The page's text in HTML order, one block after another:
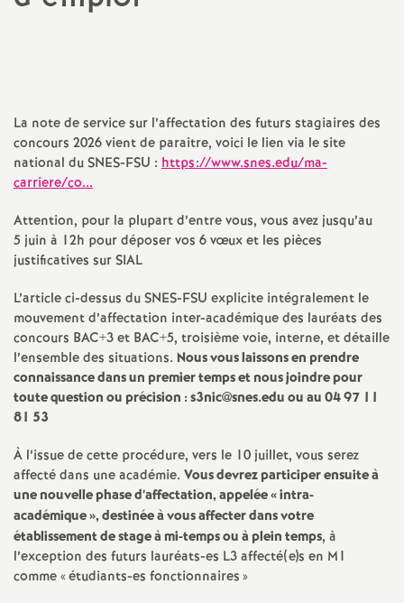
i
o
n
l
d
e
s
E
n
La note de service sur l’affectation des futurs stagiaires des
concours 2026 vient de paraitre, voici le lien via le site
national du SNES-FSU : https://www.snes.edu/ma-
carriere/co...
Attention, pour la plupart d’entre vous, vous avez jusqu’au
5 juin à 12h pour déposer vos 6 vœux et les pièces
justificatives sur SIAL
L’article ci-dessus du SNES-FSU explicite intégralement le
mouvement d’affectation inter-académique des lauréats des
concours BAC+3 et BAC+5, troisième voie, interne, et détaille
l’ensemble des situations. Nous vous laissons en prendre
connaissance dans un premier temps et nous joindre pour
toute question ou précision : s3nic@snes.edu ou au 04 97 11
81 53
À l’issue de cette procédure, vers le 10 juillet, vous serez
affecté dans une académie. Vous devrez participer ensuite à
une nouvelle phase d’affectation, appelée «intra-
académique», destinée à vous affecter dans votre
établissement de stage à mi-temps ou à plein temps, à
l’exception des futurs lauréats-es L3 affecté(e)s en M1
comme «étudiants-es fonctionnaires»